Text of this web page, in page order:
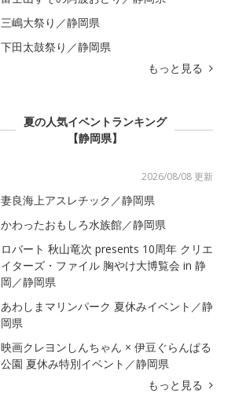
三嶋大祭り／静岡県
下田太鼓祭り／静岡県
もっと見る
夏の人気イベントランキング
【静岡県】
2026/08/08 更新
妻良海上アスレチック／静岡県
かわったおもしろ水族館／静岡県
ロバート 秋山竜次 presents 10周年 クリエ
イターズ・ファイル 胸やけ大博覧会 in 静
岡／静岡県
あわしまマリンパーク 夏休みイベント／静
岡県
映画クレヨンしんちゃん × 伊豆ぐらんぱる
公園 夏休み特別イベント／静岡県
もっと見る